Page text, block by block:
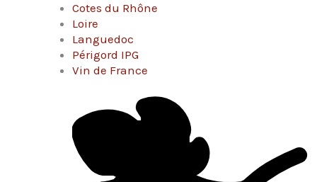
Cotes du Rhône
Loire
Languedoc
Périgord IPG
Vin de France